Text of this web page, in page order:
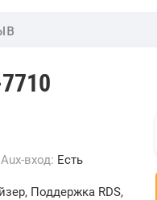
Aux-вход: Есть
Поддержка RDS,